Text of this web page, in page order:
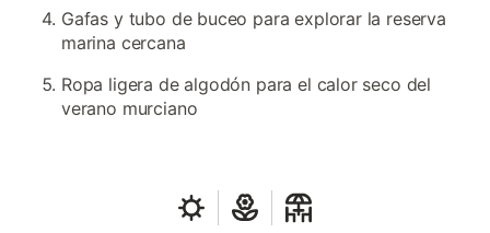
Gafas y tubo de buceo para explorar la reserva
marina cercana
Ropa ligera de algodón para el calor seco del
verano murciano